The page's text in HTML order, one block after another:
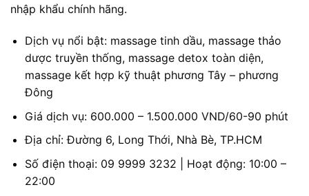
nhập khẩu chính hãng.
Dịch vụ nổi bật: massage tinh dầu, massage thảo
dược truyền thống, massage detox toàn diện,
massage kết hợp kỹ thuật phương Tây – phương
Đông
Giá dịch vụ: 600.000 – 1.500.000 VND/60-90 phút
Địa chỉ: Đường 6, Long Thới, Nhà Bè, TP.HCM
Số điện thoại: 09 9999 3232 | Hoạt động: 10:00 –
22:00